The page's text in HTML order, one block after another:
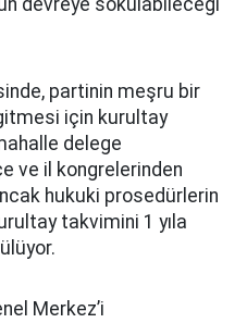
devreye sokulabileceği
partinin meşru bir
için kurultay
delege
ve il kongrelerinden
hukuki prosedürlerin
takvimini 1 yıla
Merkez’i